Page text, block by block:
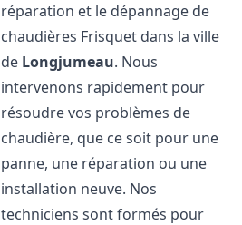
réparation et le dépannage de
chaudières Frisquet dans la ville
de Longjumeau. Nous
intervenons rapidement pour
résoudre vos problèmes de
chaudière, que ce soit pour une
panne, une réparation ou une
installation neuve. Nos
techniciens sont formés pour